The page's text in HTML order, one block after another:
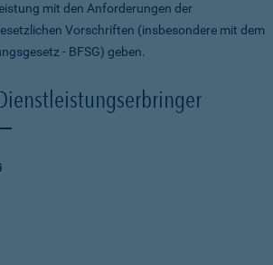
mit den Anforderungen der
Vorschriften (insbesondere mit dem
- BFSG) geben.